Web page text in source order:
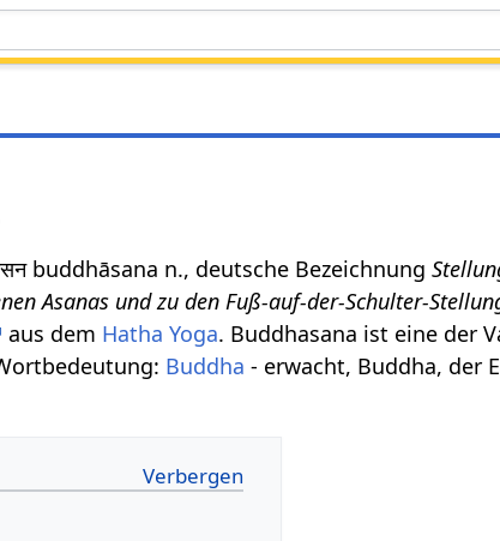
buddhāsana n., deutsche Bezeichnung
Asanas und zu den Fuß-auf-der-Schulter-
aus dem Hatha Yoga. Buddhasana ist eine der
Buddha - erwacht, Buddha, der